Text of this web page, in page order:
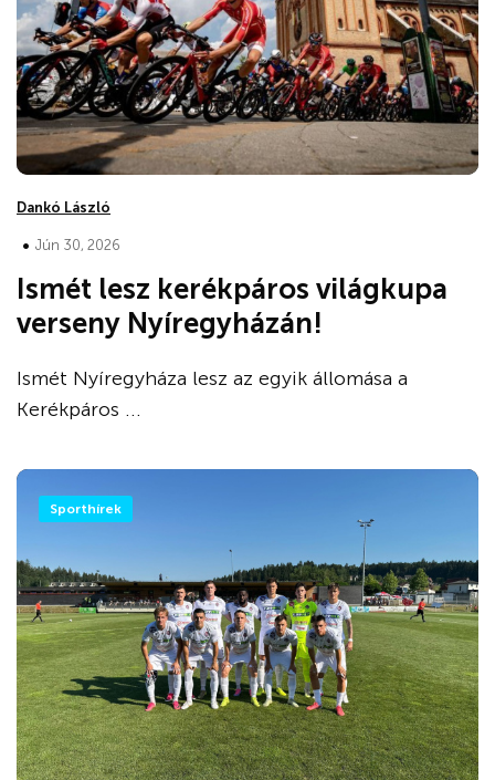
Dankó László
• Jún 30, 2026
Ismét lesz kerékpáros világkupa
verseny Nyíregyházán!
Ismét Nyíregyháza lesz az egyik állomása a
Kerékpáros ...
Sporthírek